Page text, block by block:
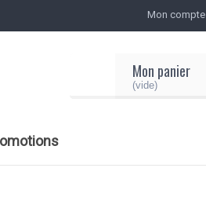
Mon compte
Mon panier
(vide)